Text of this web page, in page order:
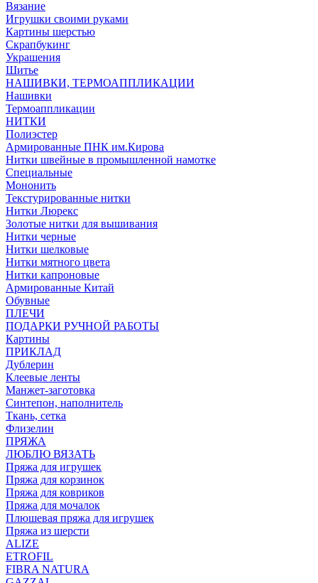
Вязание
Игрушки своими руками
Картины шерстью
Скрапбукинг
Украшения
Шитье
НАШИВКИ, ТЕРМОАППЛИКАЦИИ
Нашивки
Термоаппликации
НИТКИ
Полиэстер
Армированные ПНК им.Кирова
Нитки швейные в промышленной намотке
Специальные
Мононить
Текстурированные нитки
Нитки Люрекс
Золотые нитки для вышивания
Нитки черные
Нитки шелковые
Нитки мятного цвета
Нитки капроновые
Армированные Китай
Обувные
ПЛЕЧИ
ПОДАРКИ РУЧНОЙ РАБОТЫ
Картины
ПРИКЛАД
Дублерин
Клеевые ленты
Манжет-заготовка
Синтепон, наполнитель
Ткань, сетка
Флизелин
ПРЯЖА
ЛЮБЛЮ ВЯЗАТЬ
Пряжа для игрушек
Пряжа для корзинок
Пряжа для ковриков
Пряжа для мочалок
Плюшевая пряжа для игрушек
Пряжа из шерсти
ALIZE
ETROFIL
FIBRA NATURA